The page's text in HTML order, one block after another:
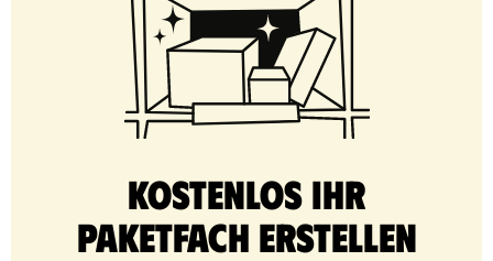
Kostenlos Ihr
Paketfach erstellen